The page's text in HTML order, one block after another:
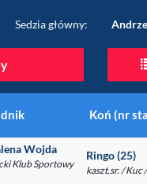
Sedzia główny:
Koń (nr
Wojda
Klub Sportowy
Ringo (25)
kaszt.sr. / Kuc